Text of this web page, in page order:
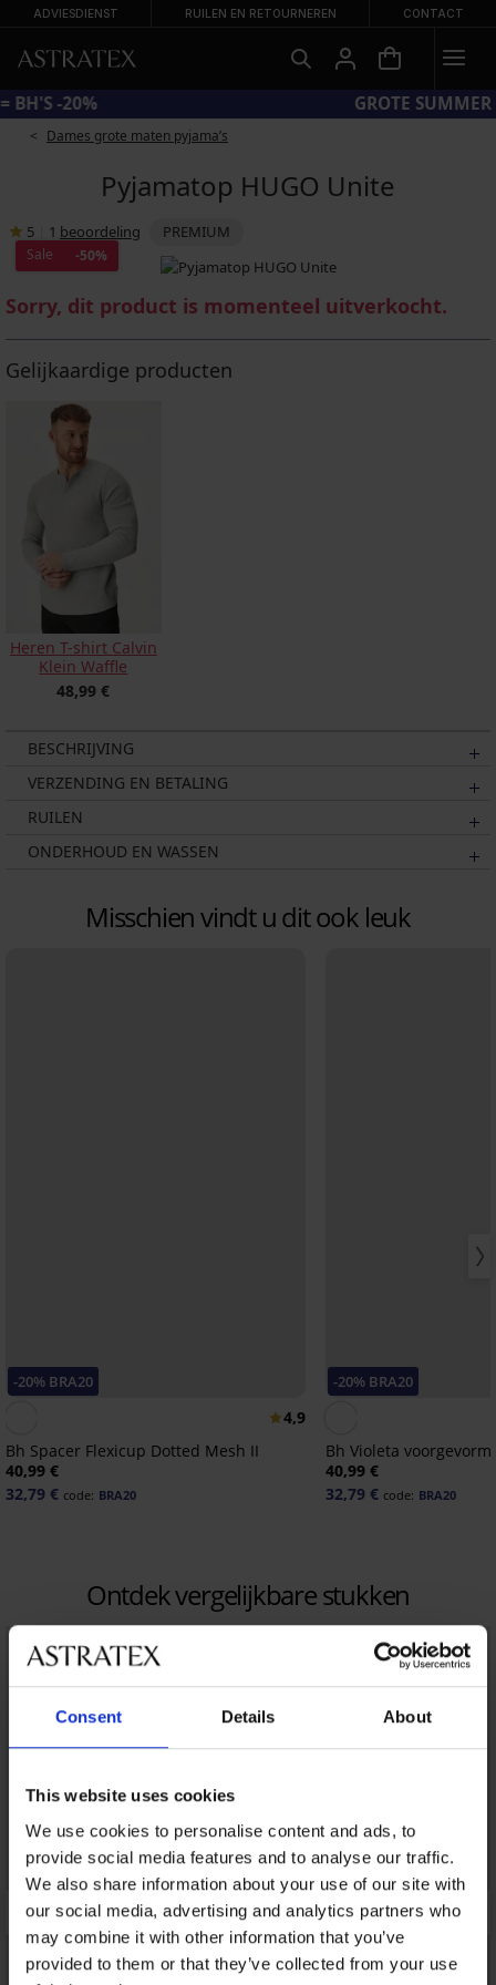
Consent Details About
This website uses cookies
We use cookies to personalise content and ads, to
provide social media features and to analyse our traffic.
We also share information about your use of our site with
our social media, advertising and analytics partners who
may combine it with other information that you’ve
provided to them or that they’ve collected from your use
ADVIESDIENST RUILEN EN RETOURNEREN CONTACT
Dames grote maten pyjama’s
Pyjamatop HUGO Unite
5 1 beoordeling PREMIUM
Sale -50%
Sorry, dit product is momenteel uitverkocht.
Gelijkaardige producten
Heren T-shirt Calvin
Klein Waffle
48,99 €
BESCHRIJVING
VERZENDING EN BETALING
RUILEN
ONDERHOUD EN WASSEN
Misschien vindt u dit ook leuk
-20% BRA20
4,9
Bh Spacer Flexicup Dotted Mesh II
40,99 €
32,79 € code: BRA20
-20% BRA20
Bh Violeta
40,99 €
32,79 € code: BRA20
Ontdek vergelijkbare stukken